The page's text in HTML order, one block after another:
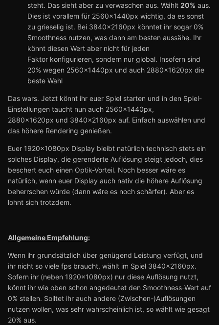
steht. Das sieht aber zu verwaschen aus. Wählt 20% aus.
Dies ist vorallem für 2560x1440px wichtig, da es sonst
zu grieselig ist. Bei 3840x2160px könntet ihr sogar 0%
Smoothness nutzen, was dann am besten aussähe. Ihr
könnt diesen Wert aber nicht für jeden
Faktor konfigurieren, sondern nur global. Insofern sind
20% wegen 2560x1440px und auch 2880x1620px die
beste Wahl
Das wars. Jetzt könnt ihr euer Spiel starten und in den Spiel-
Einstellungen taucht nun auch 2560x1440px,
2880x1620px und 3840x2160px auf. Einfach auswählen und
das höhere Rendering genießen.
Euer 1920x1080px Display bleibt natürlich technisch stets ein
solches Display, die gerenderte Auflösung steigt jedoch, dies
beschert euch einen Optik-Vorteil. Noch besser wäre es
natürlich, wenn euer Display auch nativ die höhere Auflösung
beherrschen würde (dann wäre es noch schärfer). Aber es
lohnt sich trotzdem.
Allgemeine Empfehlung:
Wenn ihr grundsätzlich über genügend Leistung verfügt, und
ihr nicht so viele fps braucht, wählt im Spiel 3840x2160px.
Sofern ihr (neben 1920x1080px) nur diese Auflösung nutzt,
könnt ihr wie oben schon angedeutet den Smoothness-Wert auf
0% stellen. Solltet ihr auch andere (Zwischen-)Auflösungen
nutzen wollen, was sehr wahrscheinlich ist, so wählt wie gesagt
20% aus.